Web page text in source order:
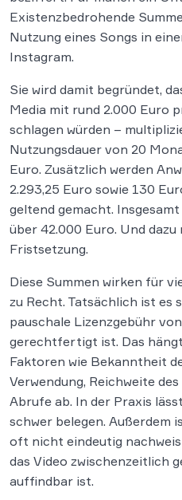
Existenzbedrohende
Nutzung eines Songs in
Instagram.
Sie wird damit begründet,
Media mit rund 2.000 Euro
schlagen würden –
Nutzungsdauer von 20
Euro. Zusätzlich werden
2.293,25 Euro sowie 130
geltend gemacht.
über 42.000 Euro. Und
Fristsetzung.
Diese Summen wirken für
zu Recht. Tatsächlich ist es
pauschale Lizenzgebühr
gerechtfertigt ist. Das
Faktoren wie Bekanntheit
Verwendung, Reichweite
Abrufe ab. In der Praxis
schwer belegen. Außerdem
oft nicht eindeutig
das Video zwischenzeitlich
auffindbar ist.